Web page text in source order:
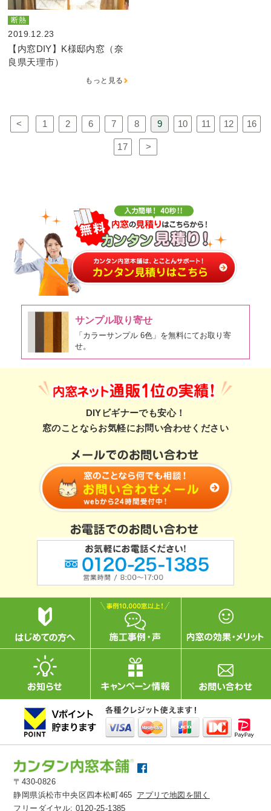
断熱
2019.12.23
【内窓DIY】K様邸内窓（奈
良県天理市）
もっと見る
< 1 2 6 7 8 9 10 11 12 16
17 >
サンプル取り寄せ
「カラーサンプル 6色」を無料にてお取り寄
せ。
DIYビギナーでも安心！
窓のことならお気軽にお問い合わせください
〒430-0826
静岡県浜松市中央区四本松町465 アプリで地図を開く
フリーダイヤル:0120-25-1385